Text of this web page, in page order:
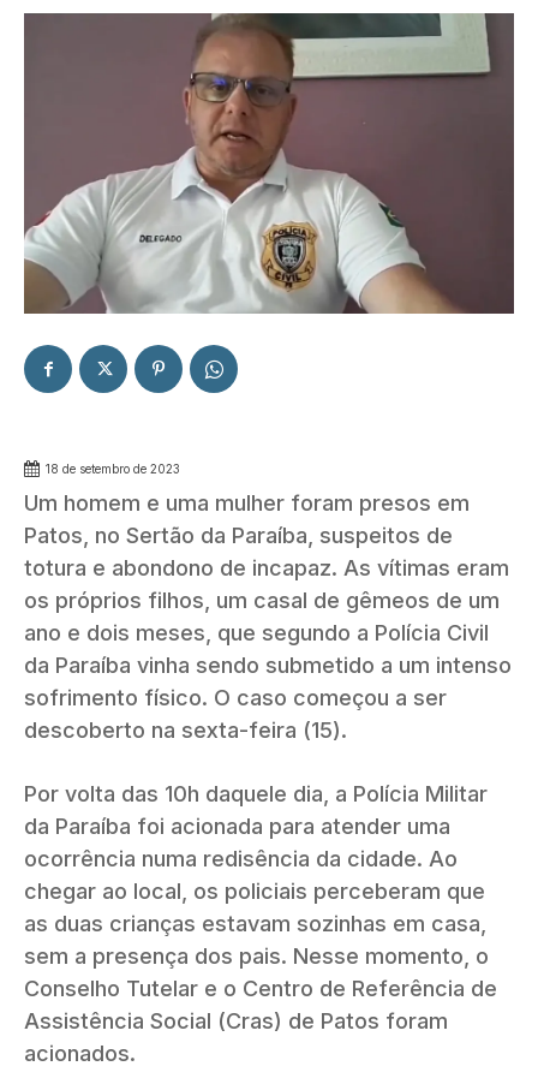
18 de setembro de 2023
Um homem e uma mulher foram presos em
Patos, no Sertão da Paraíba, suspeitos de
totura e abondono de incapaz. As vítimas eram
os próprios filhos, um casal de gêmeos de um
ano e dois meses, que segundo a Polícia Civil
da Paraíba vinha sendo submetido a um intenso
sofrimento físico. O caso começou a ser
descoberto na sexta-feira (15).
Por volta das 10h daquele dia, a Polícia Militar
da Paraíba foi acionada para atender uma
ocorrência numa redisência da cidade. Ao
chegar ao local, os policiais perceberam que
as duas crianças estavam sozinhas em casa,
sem a presença dos pais. Nesse momento, o
Conselho Tutelar e o Centro de Referência de
Assistência Social (Cras) de Patos foram
acionados.